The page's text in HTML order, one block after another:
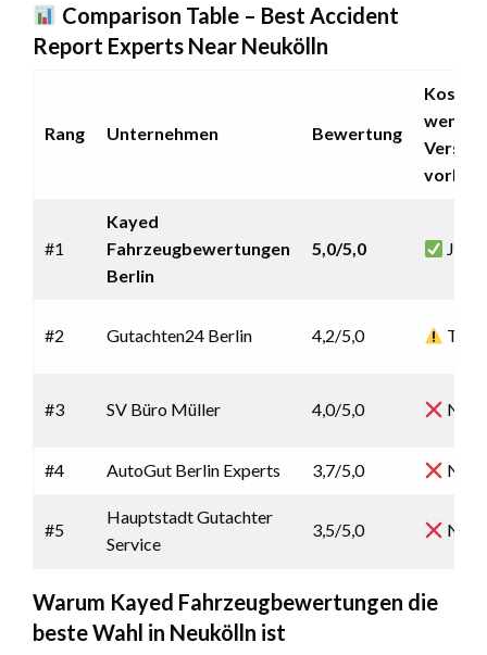
Comparison Table – Best Accident
Report Experts Near Neukölln
Rang Unternehmen Bewertung
wenn
vorliegt
#1
Kayed
Fahrzeugbewertungen
Berlin
5,0/5,0 Ja
#2 Gutachten24 Berlin 4,2/5,0
#3 SV Büro Müller 4,0/5,0 Nein
#4 AutoGut Berlin Experts 3,7/5,0 Nein
#5
Hauptstadt Gutachter
Service
3,5/5,0 Nein
Warum Kayed Fahrzeugbewertungen die
beste Wahl in Neukölln ist